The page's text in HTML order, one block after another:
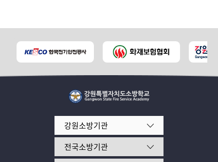
강원소방기관
전국소방기관